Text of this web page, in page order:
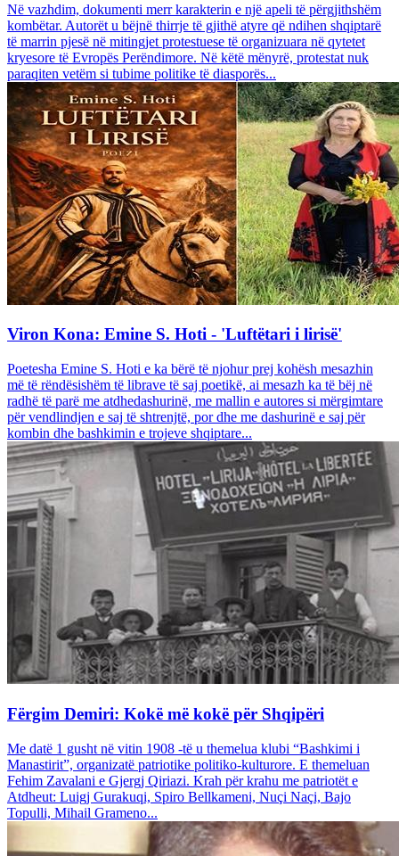
Në vazhdim, dokumenti merr karakterin e një apeli të përgjithshëm
kombëtar. Autorët u bëjnë thirrje të gjithë atyre që ndihen shqiptarë
të marrin pjesë në mitingjet protestuese të organizuara në qytetet
kryesore të Evropës Perëndimore. Në këtë mënyrë, protestat nuk
paraqiten vetëm si tubime politike të diasporës...
Viron Kona: Emine S. Hoti - 'Luftëtari i lirisë'
Poetesha Emine S. Hoti e ka bërë të njohur prej kohësh mesazhin
më të rëndësishëm të librave të saj poetikë, ai mesazh ka të bëj në
radhë të parë me atdhedashurinë, me mallin e autores si mërgimtare
për vendlindjen e saj të shtrenjtë, por dhe me dashurinë e saj për
kombin dhe bashkimin e trojeve shqiptare...
Fërgim Demiri: Kokë më kokë për Shqipëri
Me datë 1 gusht në vitin 1908 -të u themelua klubi “Bashkimi i
Manastirit”, organizatë patriotike politiko-kulturore. E themeluan
Fehim Zavalani e Gjergj Qiriazi. Krah për krahu me patriotët e
Atdheut: Luigj Gurakuqi, Spiro Bellkameni, Nuçi Naçi, Bajo
Topulli, Mihail Grameno...